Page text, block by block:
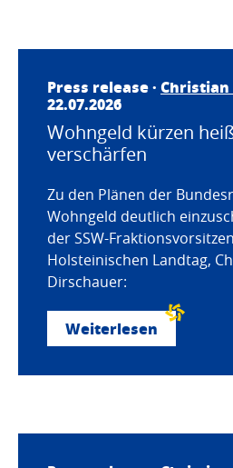
Press release ·
22.07.2026
Wohngeld kürzen
verschärfen
Zu den Plänen der
Wohngeld deutlich
der SSW-
Holsteinischen Landtag,
Dirschauer:
Weiterlesen